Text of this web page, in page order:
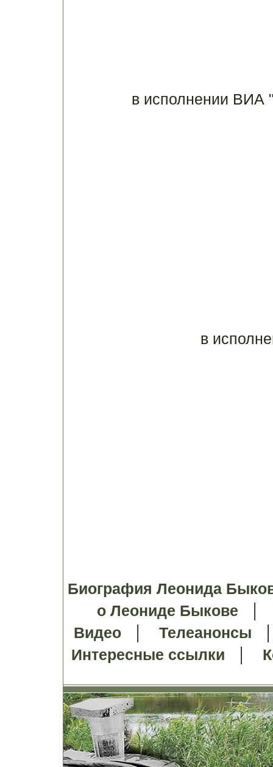
в исполнении ВИА
в
Биография Леонида
о Леониде Быкове
Видео| Телеанонсы
Интересные ссылки |